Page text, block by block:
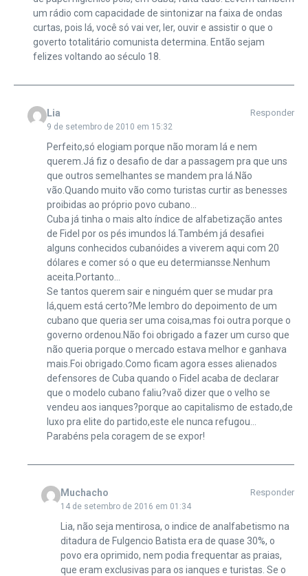
um rádio com capacidade de sintonizar na faixa de ondas
curtas, pois lá, você só vai ver, ler, ouvir e assistir o que o
goverto totalitário comunista determina. Então sejam
felizes voltando ao século 18.
Lia
9 de setembro de 2010 em 15:32
Responder
Perfeito,só elogiam porque não moram lá e nem
querem.Já fiz o desafio de dar a passagem pra que uns
que outros semelhantes se mandem pra lá.Não
vão.Quando muito vão como turistas curtir as benesses
proibidas ao próprio povo cubano…
Cuba já tinha o mais alto índice de alfabetização antes
de Fidel por os pés imundos lá.Também já desafiei
alguns conhecidos cubanóides a viverem aqui com 20
dólares e comer só o que eu determiansse.Nenhum
aceita.Portanto…
Se tantos querem sair e ninguém quer se mudar pra
lá,quem está certo?Me lembro do depoimento de um
cubano que queria ser uma coisa,mas foi outra porque o
governo ordenou.Não foi obrigado a fazer um curso que
não queria porque o mercado estava melhor e ganhava
mais.Foi obrigado.Como ficam agora esses alienados
defensores de Cuba quando o Fidel acaba de declarar
que o modelo cubano faliu?vaõ dizer que o velho se
vendeu aos ianques?porque ao capitalismo de estado,de
luxo pra elite do partido,este ele nunca refugou…
Parabéns pela coragem de se expor!
Muchacho
14 de setembro de 2016 em 01:34
Responder
Lia, não seja mentirosa, o indice de analfabetismo na
ditadura de Fulgencio Batista era de quase 30%, o
povo era oprimido, nem podia frequentar as praias,
que eram exclusivas para os ianques e turistas. Se o